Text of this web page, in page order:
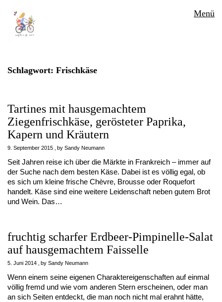
Menü
Schlagwort: Frischkäse
Tartines mit hausgemachtem
Ziegenfrischkäse, gerösteter Paprika,
Kapern und Kräutern
9. September 2015 by Sandy Neumann
Seit Jahren reise ich über die Märkte in Frankreich – immer auf
der Suche nach dem besten Käse. Dabei ist es völlig egal, ob
es sich um kleine frische Chèvre, Brousse oder Roquefort
handelt. Käse sind eine weitere Leidenschaft neben gutem Brot
und Wein. Das…
fruchtig scharfer Erdbeer-Pimpinelle-Salat
auf hausgemachtem Faisselle
5. Juni 2014 by Sandy Neumann
Wenn einem seine eigenen Charaktereigenschaften auf einmal
völlig fremd und wie vom anderen Stern erscheinen, oder man
an sich Seiten entdeckt, die man noch nicht mal erahnt hätte,